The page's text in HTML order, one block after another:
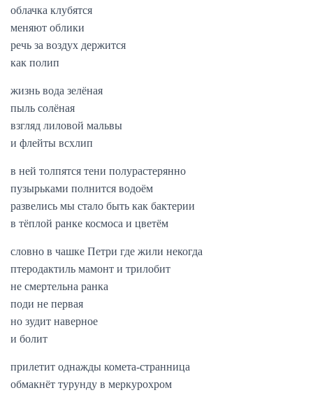
облачка клубятся
меняют облики
речь за воздух держится
как полип
жизнь вода зелёная
пыль солёная
взгляд лиловой мальвы
и флейты всхлип
в ней толпятся тени полурастерянно
пузырьками полнится водоём
развелись мы стало быть как бактерии
в тёплой ранке космоса и цветём
словно в чашке Петри где жили некогда
птеродактиль мамонт и трилобит
не смертельна ранка
поди не первая
но зудит наверное
и болит
прилетит однажды комета-странница
обмакнёт турунду в меркурохром